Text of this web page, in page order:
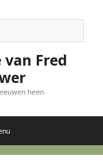
van Fred
heen